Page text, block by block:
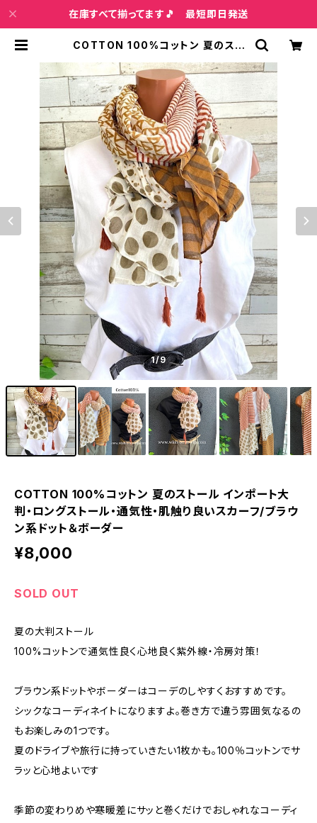
在庫すべて揃ってます🎵 最短即日発送
COTTON 100%コットン 夏のスト
ル・通気性・肌触り良いスカーフ/ブラ
ウン系ドット＆ボーダー | インポート
ファッション＆ジュエリー Wish Bon
e VIP
1/9
COTTON 100%コットン 夏のストール インポート大
判・ロングストール・通気性・肌触り良いスカーフ/ブラウ
ン系ドット＆ボーダー
¥8,000
SOLD OUT
夏の大判ストール
100%コットンで通気性良く心地良く紫外線・冷房対策！
ブラウン系ドットやボーダーはコーデのしやすくおすすめです。
シックなコーディネイトになりますよ。巻き方で違う雰囲気なるの
もお楽しみの1つです。
夏のドライブや旅行に持っていきたい1枚かも。100％コットンでサ
ラッと心地よいです
季節の変わりめや寒暖差にサッと巻くだけでおしゃれなコーディ